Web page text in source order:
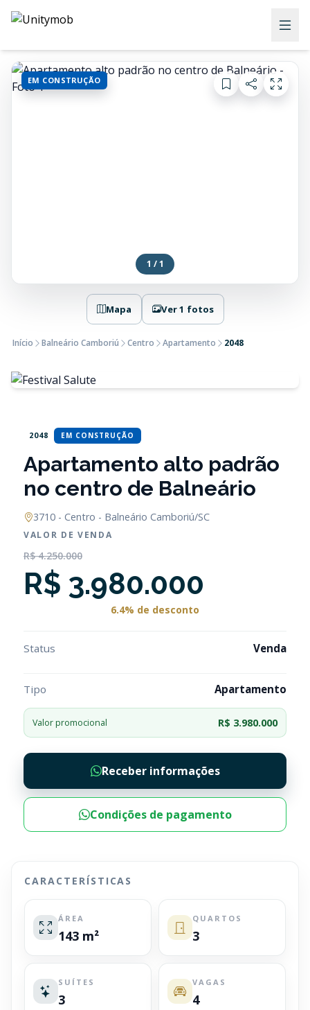
EM CONSTRUÇÃO
1 / 1
Mapa Ver 1 fotos
Início Balneário Camboriú Centro Apartamento 2048
2048 EM CONSTRUÇÃO
Apartamento alto padrão
no centro de Balneário
3710 - Centro - Balneário Camboriú/SC
VALOR DE VENDA
R$ 4.250.000
R$ 3.980.000
6.4% de desconto
Status Venda
Tipo Apartamento
Valor promocional R$ 3.980.000
Receber informações
Condições de pagamento
CARACTERÍSTICAS
ÁREA
143 m²
QUARTOS
3
SUÍTES
3
VAGAS
4